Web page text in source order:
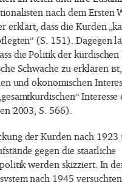
nach dem Ersten
erklärt, dass die Kurden
(S. 151). Dagegen
die Politik der
Schwäche zu erklären
und ökonomischen
Interesse
2003, S. 566).
der Kurden nach 1923
gegen die staatliche
werden skizziert. In
nach 1945